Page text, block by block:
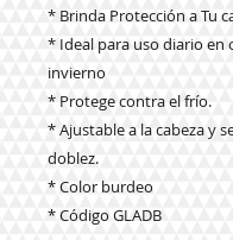
* Brinda Protección a Tu
* Ideal para uso diario en
invierno
* Protege contra el frío.
* Ajustable a la cabeza y
doblez.
* Color burdeo
* Código GLADB